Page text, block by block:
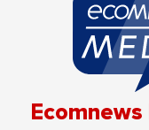
Ecomnews